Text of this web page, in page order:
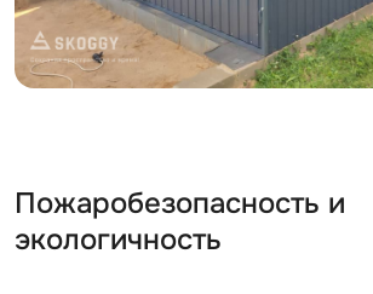
Пожаробезопасность и
экологичность